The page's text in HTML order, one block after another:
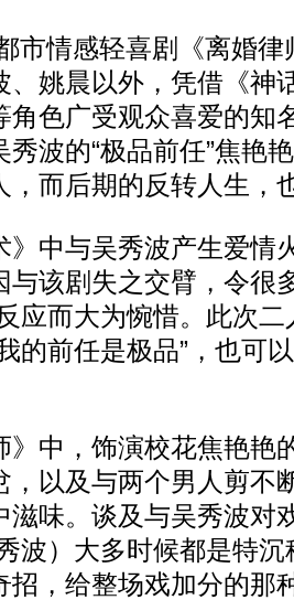
情感轻喜剧《离婚律
、姚晨以外，凭借《神
角色广受观众喜爱的知
波的“极品前任”焦艳
，而后期的反转人生，
中与吴秀波产生爱情
与该剧失之交臂，令很
应而大为惋惜。此次
的前任是极品”，也可
中，饰演校花焦艳艳
，以及与两个男人剪不
滋味。谈及与吴秀波对
波）大多时候都是特
招，给整场戏加分的那